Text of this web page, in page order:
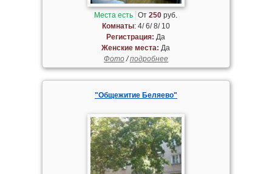
Места есть От250 руб.
Комнаты: 4/ 6/ 8/ 10
Регистрация: Да
Женские места: Да
Фото/подробнее
"Общежитие Беляево"